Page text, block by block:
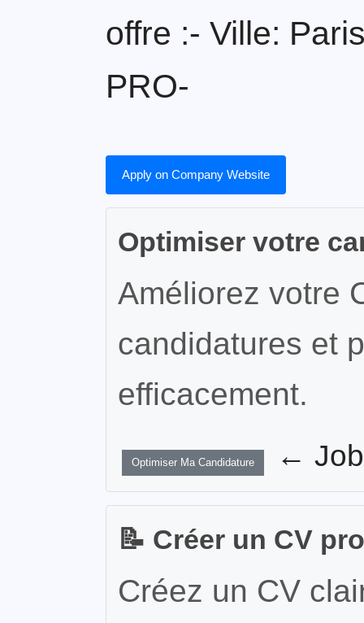
offre :- Ville:
PRO-
Apply on Company Website
Optimiser votre
Améliorez votre
candidatures et
efficacement.
Optimiser Ma Candidature ←
📝 Créer un CV
Créez un CV